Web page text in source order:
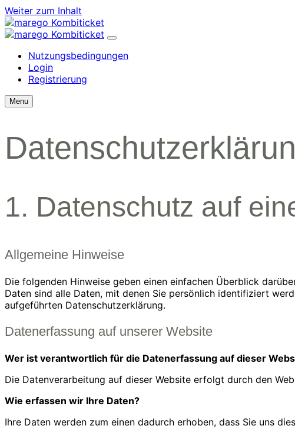
Weiter zum Inhalt
Nutzungsbedingungen
Login
Registrierung
Menu
1. Datenschutz auf
Allgemeine Hinweise
Die folgenden Hinweise geben einen einfachen Überblick
Daten sind alle Daten, mit denen Sie persönlich identifiziert
aufgeführten Datenschutzerklärung.
Datenerfassung auf unserer Website
Wer ist verantwortlich für die Datenerfassung auf dieser
Die Datenverarbeitung auf dieser Website erfolgt durch den
Wie erfassen wir Ihre Daten?
Ihre Daten werden zum einen dadurch erhoben, dass Sie uns